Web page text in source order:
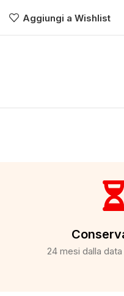
Aggiungi a Wishlist
24 mesi dalla